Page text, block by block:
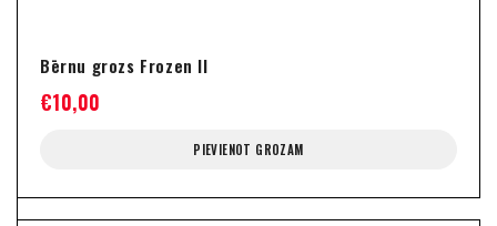
Bērnu grozs Frozen II
€10,00
PIEVIENOT GROZAM